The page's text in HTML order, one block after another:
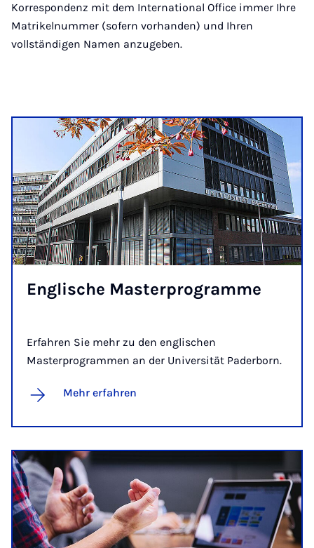
Korrespondenz mit dem International Office immer Ihre
Matrikelnummer (sofern vorhanden) und Ihren
vollständigen Namen anzugeben.
Eng­­li­­sche Mas­ter­pro­­gram­­me
Erfahren Sie mehr zu den englischen
Masterprogrammen an der Universität Paderborn.
Mehr erfahren